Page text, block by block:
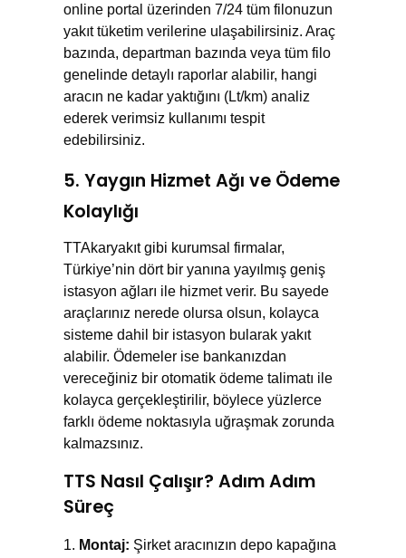
online portal üzerinden 7/24 tüm filonuzun
yakıt tüketim verilerine ulaşabilirsiniz. Araç
bazında, departman bazında veya tüm filo
genelinde detaylı raporlar alabilir, hangi
aracın ne kadar yaktığını (Lt/km) analiz
ederek verimsiz kullanımı tespit
edebilirsiniz.
5. Yaygın Hizmet Ağı ve Ödeme
Kolaylığı
TTAkaryakıt gibi kurumsal firmalar,
Türkiye’nin dört bir yanına yayılmış geniş
istasyon ağları ile hizmet verir. Bu sayede
araçlarınız nerede olursa olsun, kolayca
sisteme dahil bir istasyon bularak yakıt
alabilir. Ödemeler ise bankanızdan
vereceğiniz bir otomatik ödeme talimatı ile
kolayca gerçekleştirilir, böylece yüzlerce
farklı ödeme noktasıyla uğraşmak zorunda
kalmazsınız.
TTS Nasıl Çalışır? Adım Adım
Süreç
Montaj: Şirket aracınızın depo kapağına